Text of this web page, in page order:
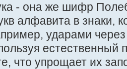
- она же шифр
алфавита в знаки,
ударами через
естественный
что упрощает их